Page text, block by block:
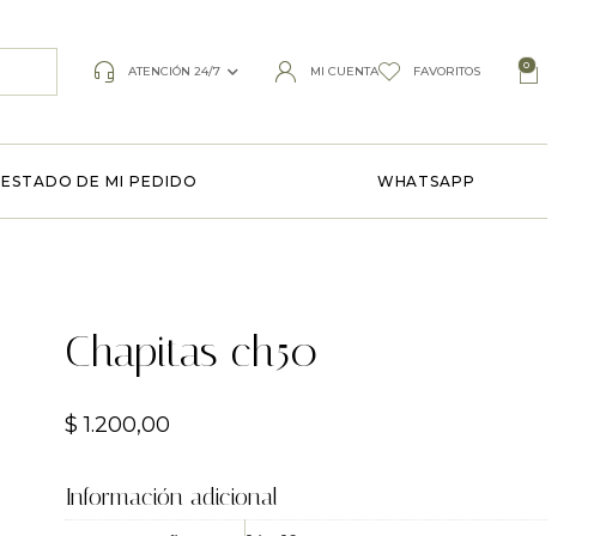
ATENCIÓN 24/7 MI CUENTA FAVORITOS 0
ESTADO DE MI PEDIDO WHATSAPP
Chapitas ch50
$ 1.200,00
Información adicional